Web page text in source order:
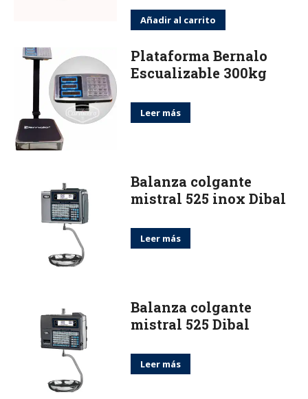
Añadir al carrito
Plataforma Bernalo
Escualizable 300kg
Leer más
Balanza colgante
mistral 525 inox Dibal
Leer más
Balanza colgante
mistral 525 Dibal
Leer más